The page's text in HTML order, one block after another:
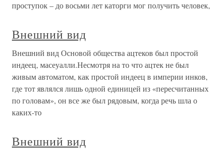
проступок – до восьми лет каторги мог получить человек,
Внешний вид
Внешний вид Основой общества ацтеков был простой
индеец, масеуалли.Несмотря на то что ацтек не был
живым автоматом, как простой индеец в империи инков,
где тот являлся лишь одной единицей из «пересчитанных
по головам», он все же был рядовым, когда речь шла о
каких-то
Внешний вид